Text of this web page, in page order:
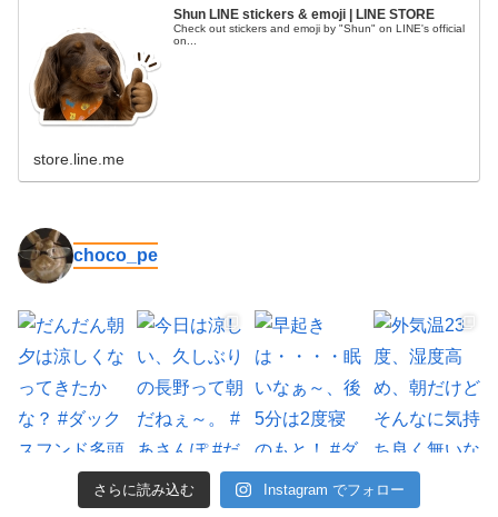
Shun LINE stickers & emoji | LINE STORE
Check out stickers and emoji by "Shun" on LINE's official
on...
store.line.me
choco_pe
さらに読み込む Instagram でフォロー